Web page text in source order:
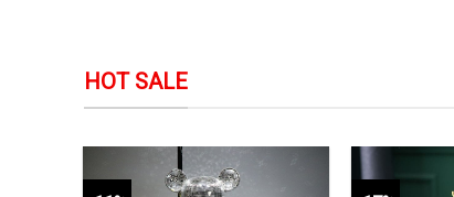
HOT SALE